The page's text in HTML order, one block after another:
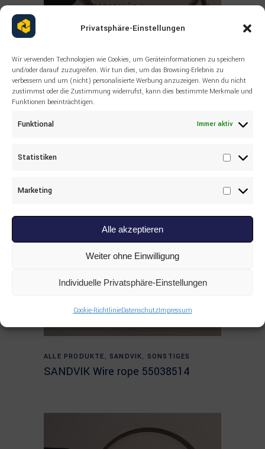
Privatsphäre-Einstellungen
Wir verwenden Technologien wie Cookies, um Geräteinformationen zu speichern
und/oder darauf zuzugreifen. Wir tun dies, um das Browsing-Erlebnis zu
verbessern und um (nicht) personalisierte Werbung anzuzeigen. Wenn du nicht
zustimmst oder die Zustimmung widerrufst, kann dies bestimmte Merkmale und
Funktionen beeinträchtigen.
Funktional Immer aktiv
Statistiken
Marketing
Alle akzeptieren
Weiter ohne Einwilligung
Individuelle Privatsphäre-Einstellungen
Cookie-RichtlinieDatenschutzImpressum
Read more
ALLE PRODUKTE
SANDVIK Wire rope 55041072
Read more
ALLE PRODUKTE , SANDVIK, SONSTIGES
SANDVIK Wire rope 55038514